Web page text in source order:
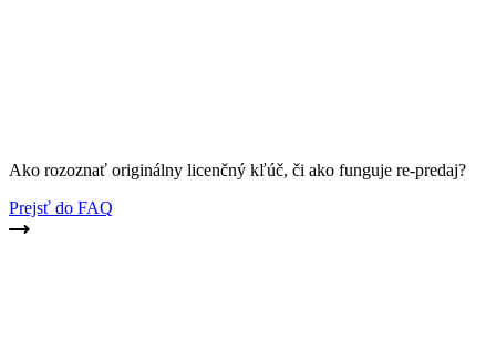
Ako rozoznať originálny licenčný kľúč, či ako funguje re-predaj?
Prejsť do FAQ